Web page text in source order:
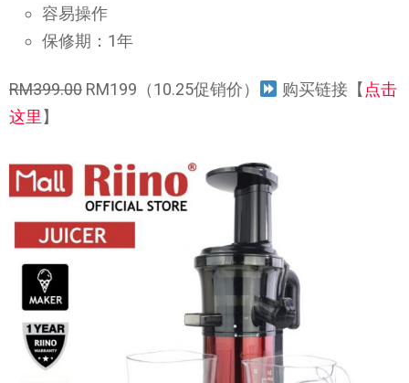
容易操作
保修期：1年
RM399.00 RM199（10.25促销价） 购买链接【 点击
这里 】